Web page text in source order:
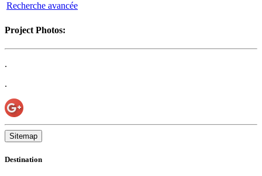
Recherche avancée
Project Photos:
.
.
Sitemap
Destination